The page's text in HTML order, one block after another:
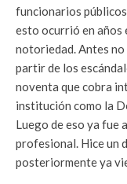
funcionarios
esto ocurrió en años
notoriedad. Antes no
partir de los
noventa que cobra
institución como la
Luego de eso ya fue
profesional. Hice un
posteriormente ya